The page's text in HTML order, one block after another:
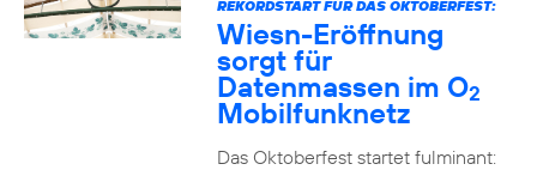
REKORDSTART FÜR DAS OKTOBERFEST:
Wiesn-Eröffnung
sorgt für
Datenmassen im O2
Mobilfunknetz
Das Oktoberfest startet fulminant: